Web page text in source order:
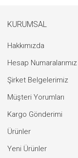
KURUMSAL
Hakkımızda
Hesap Numaralarımız
Şirket Belgelerimiz
Müşteri Yorumları
Kargo Gönderimi
Ürünler
Yeni Ürünler